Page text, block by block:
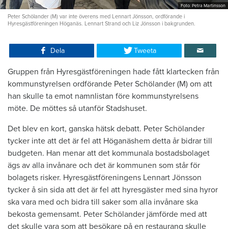
Foto: Petra Martinsson
Peter Schölander (M) var inte överens med Lennart Jönsson, ordförande i
Hyresgästföreningen Höganäs. Lennart Strand och Liz Jönsson i bakgrunden.
Dela Tweeta
Gruppen från Hyresgästföreningen hade fått klartecken från
kommunstyrelsen ordförande Peter Schölander (M) om att
han skulle ta emot namnlistan före kommunstyrelsens
möte. De möttes så utanför Stadshuset.
Det blev en kort, ganska hätsk debatt. Peter Schölander
tycker inte att det är fel att Höganäshem detta år bidrar till
budgeten. Han menar att det kommunala bostadsbolaget
ägs av alla invånare och det är kommunen som står för
bolagets risker. Hyresgästföreningens Lennart Jönsson
tycker å sin sida att det är fel att hyresgäster med sina hyror
ska vara med och bidra till saker som alla invånare ska
bekosta gemensamt. Peter Schölander jämförde med att
det skulle vara som att besökare på en restaurang skulle